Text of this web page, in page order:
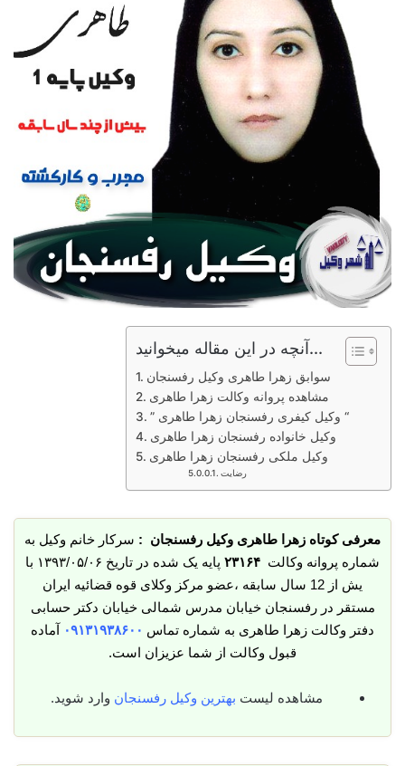
آنچه در این مقاله میخوانید...
سوابق زهرا طاهری وکیل رفسنجان
مشاهده پروانه وکالت زهرا طاهری
” وکیل کیفری رفسنجان زهرا طاهری “
وکیل خانواده رفسنجان زهرا طاهری
وکیل ملکی رفسنجان زهرا طاهری
رضایت
معرفی کوتاه زهرا طاهری وکیل رفسنجان : سرکار خانم وکیل به
شماره پروانه وکالت ۲۳۱۶۴
پایه یک شده در تاریخ ۱۳۹۳/۰۵/۰۶ با
یش از 12 سال سابقه ،عضو مرکز وکلای قوه قضائیه ایران
مستقر در رفسنجان خیابان مدرس شمالی خیابان دکتر حسابی
دفتر وکالت زهرا طاهری به شماره تماس ۰۹۱۳۱۹۳۸۶۰۰ آماده
قبول وکالت از شما عزیزان است.
مشاهده لیست بهترین وکیل رفسنجان وارد شوید.